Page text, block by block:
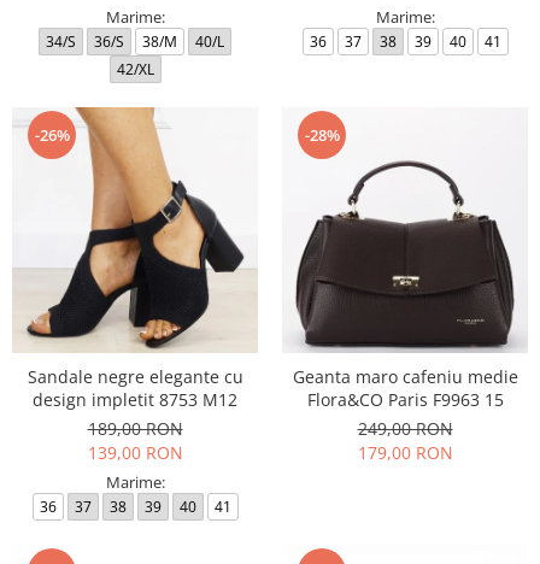
Marime:
34/S 36/S 38/M
40/L
42/XL
Marime:
36 37 38 39 40 41
-26%
Sandale negre elegante cu
design impletit 8753 M12
189,00 RON
139,00 RON
Marime:
36 37 38 39 40 41
-28%
Geanta maro cafeniu medie
Flora&CO Paris F9963 15
249,00 RON
179,00 RON